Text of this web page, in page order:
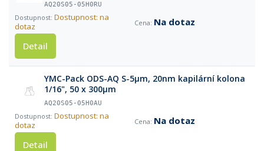
AQ20S05-05H0RU
Dostupnost: na
dotaz
Na dotaz
Detail
YMC-Pack ODS-AQ S-5µm, 20nm kapilární kolona
1/16", 50 x 300µm
AQ20S05-05H0AU
Dostupnost: na
dotaz
Na dotaz
Detail